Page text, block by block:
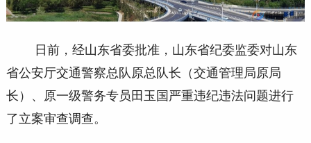
日前，经山东省委批准，山东省纪委监委对山东
省公安厅交通警察总队原总队长（交通管理局原局
长）、原一级警务专员田玉国严重违纪违法问题进行
了立案审查调查。